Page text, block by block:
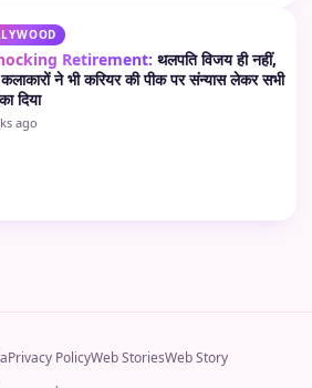
Retirement: थलपति विजय ही नहीं,
ने भी करियर की पीक पर संन्यास लेकर सभी
दिया
ago
Privacy PolicyWeb StoriesWeb Story